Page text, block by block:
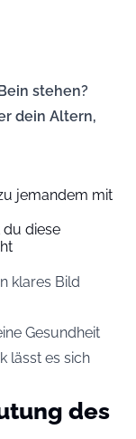
stehen?
dein Altern,
jemandem mit
du diese
klares Bild
Gesundheit
lässt es sich
des